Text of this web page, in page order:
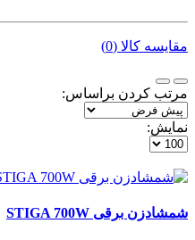
مقایسه کالا (0)
مرتب کردن براساس:
نمایش:
شمشادزن برقی STIGA 700W